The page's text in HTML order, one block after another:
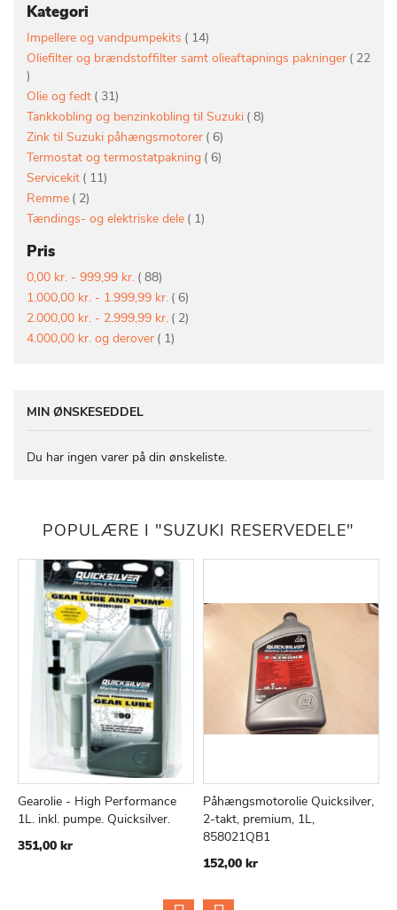
Kategori
Impellere og vandpumpekits 14vare
Oliefilter og brændstoffilter samt olieaftapnings pakninger
22
vare
Olie og fedt
31vare
Tankkobling og benzinkobling til Suzuki 8vare
Zink til Suzuki påhængsmotorer 6vare
Termostat og termostatpakning 6vare
Servicekit
11vare
Remme
2vare
Tændings- og elektriske dele
1vare
Pris
0,00 kr. - 999,99 kr. 88vare
1.000,00 kr. - 1.999,99 kr. 6vare
2.000,00 kr. - 2.999,99 kr. 2vare
4.000,00 kr. og derover 1vare
MIN ØNSKESEDDEL
Du har ingen varer på din ønskeliste.
POPULÆRE I "SUZUKI RESERVEDELE"
Læg i kurv
TILFØJSAMMENLIGN
Gearolie - High Performance
1L. inkl. pumpe. Quicksilver.
351,00 kr
Læg i kurv
Påhængsmotorolie Quicksilver,
2-takt, premium, 1L,
858021QB1
152,00 kr